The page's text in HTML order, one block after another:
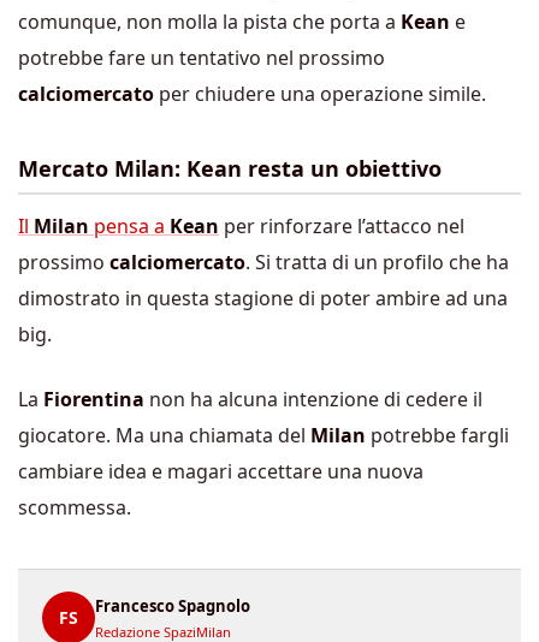
comunque, non molla la pista che porta a Kean e
potrebbe fare un tentativo nel prossimo
calciomercato per chiudere una operazione simile.
Mercato Milan: Kean resta un obiettivo
Il Milan pensa a Kean per rinforzare l’attacco nel
prossimo calciomercato. Si tratta di un profilo che ha
dimostrato in questa stagione di poter ambire ad una
big.
La Fiorentina non ha alcuna intenzione di cedere il
giocatore. Ma una chiamata del Milan potrebbe fargli
cambiare idea e magari accettare una nuova
scommessa.
FS
Francesco Spagnolo
Redazione SpaziMilan